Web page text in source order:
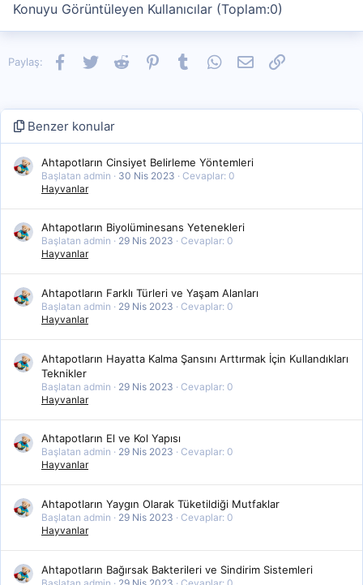
Konuyu Görüntüleyen Kullanıcılar (Toplam:0)
Paylaş: Facebook
TwitterReddit PinterestTumblrWhatsApp
E-postaLink
Benzer konular
Ahtapotların Cinsiyet Belirleme Yöntemleri
Başlatan admin 30 Nis 2023
Cevaplar: 0
Hayvanlar
Ahtapotların Biyolüminesans Yetenekleri
Başlatan admin 29 Nis 2023
Cevaplar: 0
Hayvanlar
Ahtapotların Farklı Türleri ve Yaşam Alanları
Başlatan admin 29 Nis 2023
Cevaplar: 0
Hayvanlar
Ahtapotların Hayatta Kalma Şansını Arttırmak İçin Kullandıkları
Teknikler
Başlatan admin 29 Nis 2023
Cevaplar: 0
Hayvanlar
Ahtapotların El ve Kol Yapısı
Başlatan admin 29 Nis 2023
Cevaplar: 0
Hayvanlar
Ahtapotların Yaygın Olarak Tüketildiği Mutfaklar
Başlatan admin 29 Nis 2023
Cevaplar: 0
Hayvanlar
Ahtapotların Bağırsak Bakterileri ve Sindirim Sistemleri